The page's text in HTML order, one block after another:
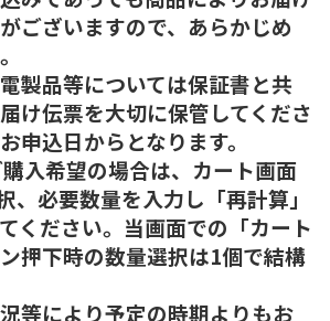
ございますので、あらかじめ
製品等については保証書と共
け伝票を大切に保管してくださ
申込日からとなります。
入希望の場合は、カート画面
、必要数量を入力し「再計算」
ください。当画面での「カート
押下時の数量選択は1個で結構
等により予定の時期よりもお